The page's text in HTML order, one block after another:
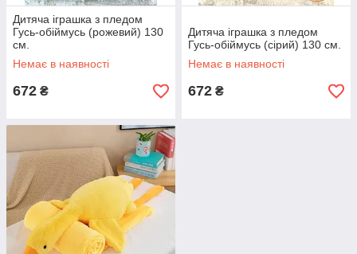
Дитяча іграшка з пледом
Гусь-обіймусь (рожевий) 130
см.
Немає в наявності
672 ₴
Дитяча іграшка з пледом
Гусь-обіймусь (сірий) 130 см.
Немає в наявності
672 ₴